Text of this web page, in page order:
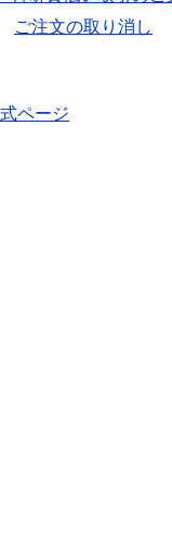
ご注文の取り消し
ページ